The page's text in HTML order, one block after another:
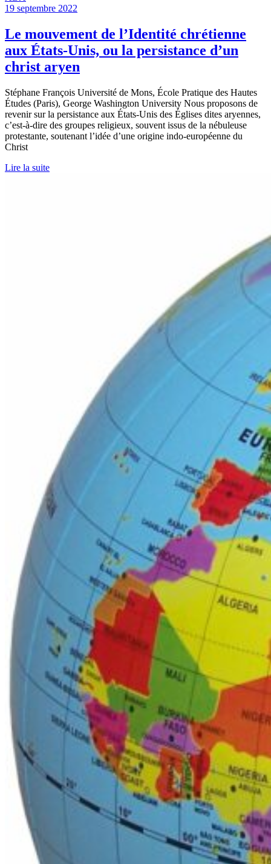
19 septembre 2022
Le mouvement de l’Identité chrétienne
aux États-Unis, ou la persistance d’un
christ aryen
Stéphane François Université de Mons, École Pratique des Hautes
Études (Paris), George Washington University Nous proposons de
revenir sur la persistance aux États-Unis des Églises dites aryennes,
c’est-à-dire des groupes religieux, souvent issus de la nébuleuse
protestante, soutenant l’idée d’une origine indo-européenne du
Christ
Lire la suite